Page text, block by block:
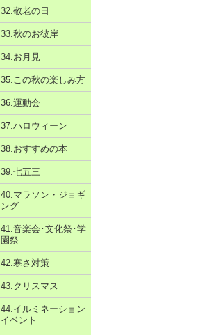
32.敬老の日
33.秋のお彼岸
34.お月見
35.この秋の楽しみ方
36.運動会
37.ハロウィーン
38.おすすめの本
39.七五三
40.マラソン・ジョギ
ング
41.音楽会･文化祭･学
園祭
42.寒さ対策
43.クリスマス
44.イルミネーション
イベント